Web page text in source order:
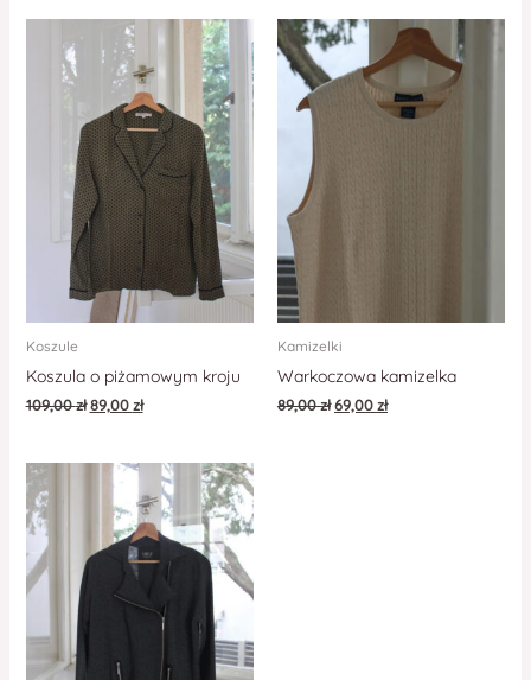
Koszule
Koszula o piżamowym kroju
109,00zł 89,00zł
Kamizelki
Warkoczowa kamizelka
89,00zł69,00zł